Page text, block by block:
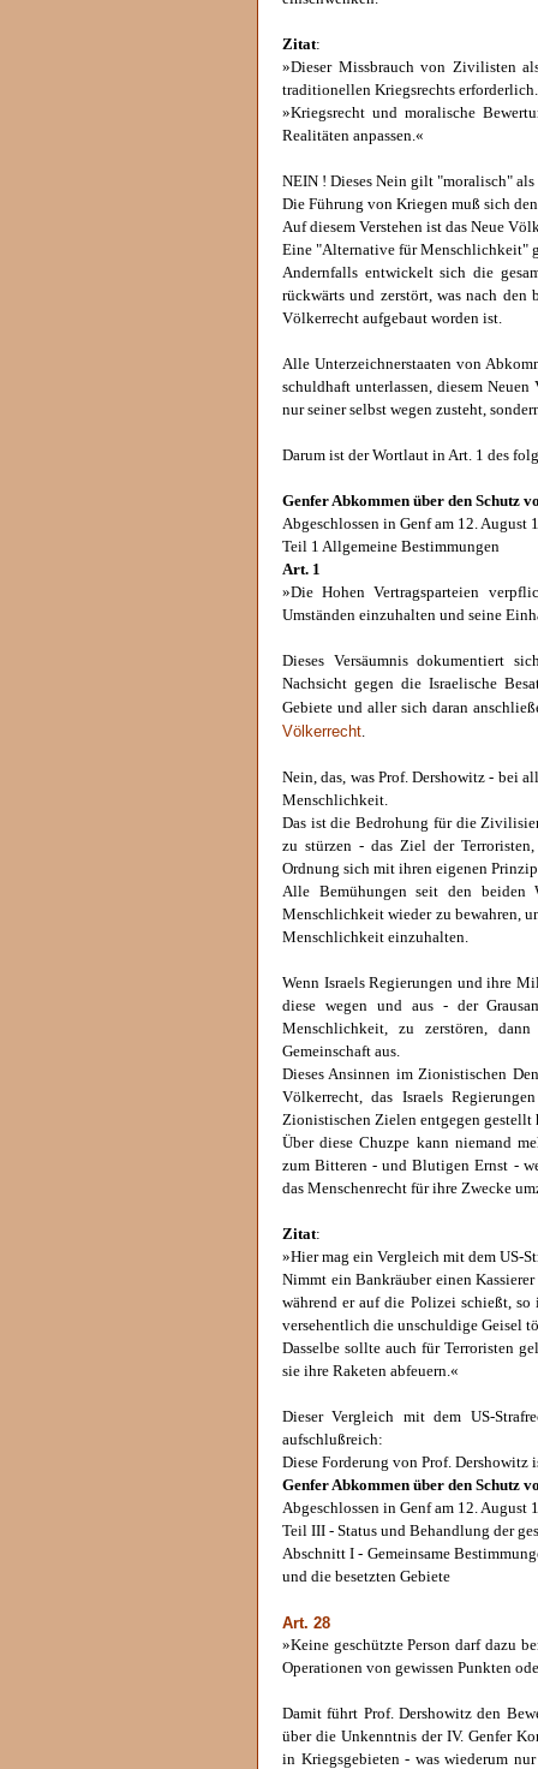
Zitat:
»Dieser Missbrauch von Zivilisten
traditionellen Kriegsrechts
»Kriegsrecht und moralische
Realitäten anpassen.«
NEIN ! Dieses Nein gilt "moralisch"
Die Führung von Kriegen muß sich
Auf diesem Verstehen ist das Neue
Eine "Alternative für Menschlichkeit"
Andernfalls entwickelt sich die
rückwärts und zerstört, was nach
Völkerrecht aufgebaut worden ist.
Alle Unterzeichnerstaaten von
schuldhaft unterlassen, diesem
nur seiner selbst wegen zusteht,
Darum ist der Wortlaut in Art. 1 des
Genfer Abkommen über den Schutz
Abgeschlossen in Genf am 12. August
Teil 1 Allgemeine Bestimmungen
Art. 1
»Die Hohen Vertragsparteien
Umständen einzuhalten und seine
Dieses Versäumnis dokumentiert
Nachsicht gegen die Israelische
Gebiete und aller sich daran
Völkerrecht.
Nein, das, was Prof. Dershowitz - bei
Menschlichkeit.
Das ist die Bedrohung für die
zu stürzen - das Ziel der
Ordnung sich mit ihren eigenen
Alle Bemühungen seit den beiden
Menschlichkeit wieder zu bewahren,
Menschlichkeit einzuhalten.
Wenn Israels Regierungen und ihre
diese wegen und aus - der
Menschlichkeit, zu zerstören,
Gemeinschaft aus.
Dieses Ansinnen im Zionistischen
Völkerrecht, das Israels
Zionistischen Zielen entgegen gestellt
Über diese Chuzpe kann niemand
zum Bitteren - und Blutigen Ernst -
das Menschenrecht für ihre Zwecke
Zitat:
»Hier mag ein Vergleich mit dem US-
Nimmt ein Bankräuber einen
während er auf die Polizei schießt,
versehentlich die unschuldige Geisel
Dasselbe sollte auch für Terroristen
sie ihre Raketen abfeuern.«
Dieser Vergleich mit dem US-
aufschlußreich:
Diese Forderung von Prof.
Genfer Abkommen über den Schutz
Abgeschlossen in Genf am 12. August
Teil III - Status und Behandlung der
Abschnitt I - Gemeinsame
und die besetzten Gebiete
Art. 28
»Keine geschützte Person darf dazu
Operationen von gewissen Punkten
Damit führt Prof. Dershowitz den
über die Unkenntnis der IV. Genfer
in Kriegsgebieten - was wiederum